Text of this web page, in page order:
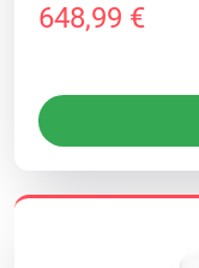
648,99 €